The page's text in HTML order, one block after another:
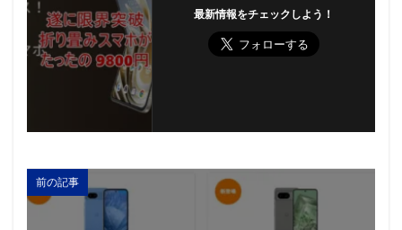
最新情報をチェックしよう！
前の記事